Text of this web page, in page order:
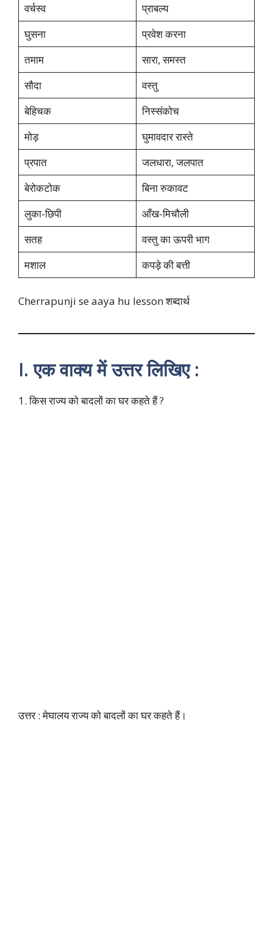
वर्चस्व
प्राबल्य
घुसना
प्रवेश करना
तमाम
सारा, समस्त
सौदा
वस्तु
बेहिचक
निस्संकोच
मोड़
घुमावदार रास्ते
प्रपात
जलधारा, जलपात
बेरोकटोक
बिना रुकावट
लुका-छिपी
आँख-मिचौली
सतह
वस्तु का ऊपरी भाग
मशाल
कपड़े की बत्ती
Cherrapunji se aaya hu lesson शब्दार्थ
I. एक वाक्य में उत्तर लिखिए :
1. किस राज्य को बादलों का घर कहते हैं ?
उत्तर : मेघालय राज्य को बादलों का घर कहते हैं।